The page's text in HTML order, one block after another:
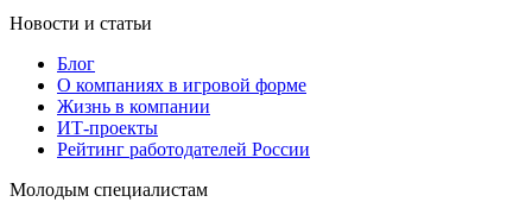
Новости и статьи
Блог
О компаниях в игровой форме
Жизнь в компании
ИТ-проекты
Рейтинг работодателей России
Молодым специалистам